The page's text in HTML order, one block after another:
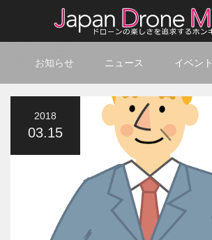
お知らせ ニュース イベント
2018
03.15